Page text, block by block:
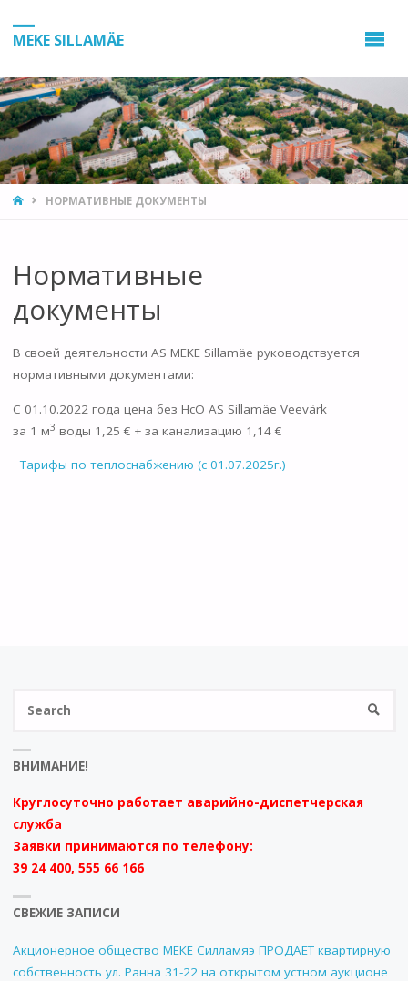
MEKE SILLAMÄE
HOMEНОРМАТИВНЫЕ ДОКУМЕНТЫ
Нормативные
документы
В своей деятельности AS MEKE Sillamäe руководствуется
нормативными документами:
С 01.10.2022 года цена без НсО AS Sillamäe Veevärk
за 1 м3 воды 1,25 € + за канализацию 1,14 €
Тарифы по теплоснабжению (с 01.07.2025г.)
ВНИМАНИЕ!
Круглосуточно работает аварийно-диспетчерская
служба
Заявки принимаются по телефону:
39 24 400, 555 66 166
СВЕЖИЕ ЗАПИСИ
Акционерное общество МЕКЕ Силламяэ ПРОДАЕТ квартирную
собственность ул. Ранна 31-22 на открытом устном аукционе